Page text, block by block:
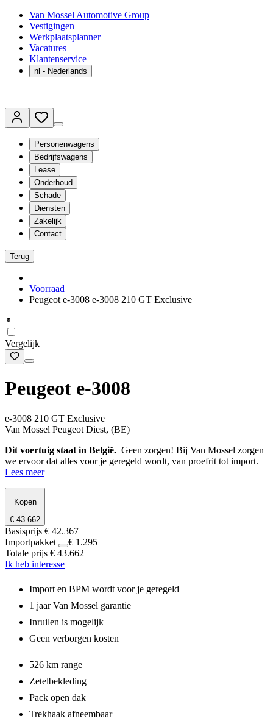
Van Mossel Automotive Group
Vestigingen
Werkplaatsplanner
Vacatures
Klantenservice
nl - Nederlands
Personenwagens
Bedrijfswagens
Lease
Onderhoud
Schade
Diensten
Zakelijk
Contact
Terug
Voorraad
Peugeot e-3008 e-3008 210 GT Exclusive
Vergelijk
Peugeot e-3008
e-3008 210 GT Exclusive
Van Mossel Peugeot Diest, (BE)
Dit voertuig staat in België. Geen zorgen! Bij Van Mossel zorgen
we ervoor dat alles voor je geregeld wordt, van proefrit tot import.
Lees meer
Kopen
€ 43.662
Basisprijs € 42.367
Importpakket
€ 1.295
Totale prijs € 43.662
Ik heb interesse
Import en BPM wordt voor je geregeld
1 jaar Van Mossel garantie
Inruilen is mogelijk
Geen verborgen kosten
526 km range
Zetelbekleding
Pack open dak
Trekhaak afneembaar